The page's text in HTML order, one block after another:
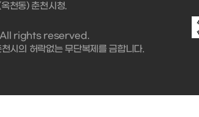
천동) 춘천시청.
rights reserved.
시의 허락없는 무단복제를 금합니다.